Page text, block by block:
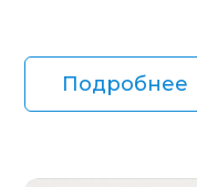
Подробнее